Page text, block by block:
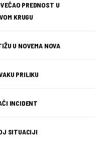
PREDNOST U
KRUGU
U NOVEMA NOVA
PRILIKU
INCIDENT
SITUACIJI